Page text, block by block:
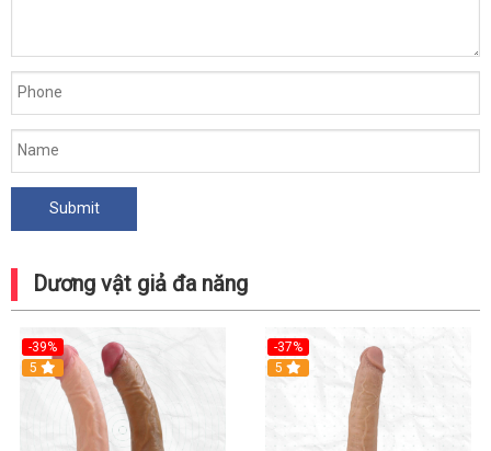
Dương vật giả đa năng
-39%
Hot
5
-37%
5